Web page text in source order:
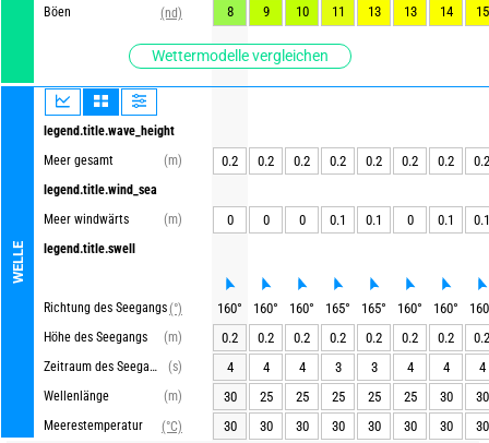
Böen
(nd)
Wettermodelle vergleichen
WELLE
legend.title.wave_height
Meer gesamt
(m)
legend.title.wind_sea
Meer windwärts
(m)
legend.title.swell
Richtung des Seegangs(°)
Höhe des Seegangs
(m)
Zeitraum des Seegangs
(s)
Wellenlänge
(m)
Meerestemperatur
(°C)
8
9 10 11 13 13 14 15
0.2 0.2 0.2 0.2 0.2 0.2 0.2 0.2
0 0 0 0.1 0.1 0 0.1 0.1
160° 160° 160° 165° 165° 160° 160°
160
0.2
0.2 0.2 0.2 0.2 0.2 0.2
0.2
4
4 4 3 3 4 4
4
30
25 25 25 25 25 30
30
30
30 30 30 30 30 30 30